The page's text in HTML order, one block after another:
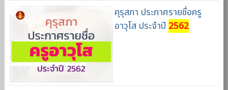
คุรุสภา ประกาศรายชื่อครู
อาวุโส ประจำปี 2562